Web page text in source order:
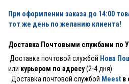
При оформлении заказа до 14:00
тот же день по желанию клиента!
Доставка Почтовыми службами по
Доставка почтовой службой Нова
или курьером по адресу(2-4 дня)
Доставка почтовой службой Meest в